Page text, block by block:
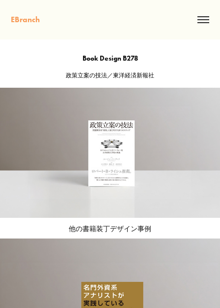
EBranch
Book Design B278
政策立案の技法／東洋経済新報社
他の書籍装丁デザイン事例